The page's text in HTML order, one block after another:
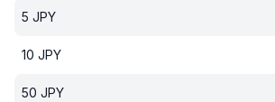
5 JPY
10 JPY
50 JPY